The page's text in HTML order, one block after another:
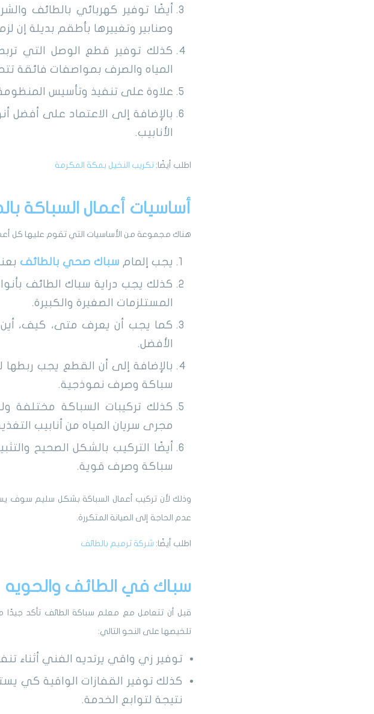
أيضًا توفير كهربائي بالطائف
وصنابير وتغييرها بأطقم بديلة إن لزم
كذلك توفير قطع الوصل التي تربط
المياه والصرف بمواصفات فائقة
علاوة على تنفيذ وتأسيس
بالإضافة إلى الاعتماد على أفضل
الأنابيب.
اطلب أيضًا: تكريب النخيل بمكة المكرمة
أساسيات أعمال السباكة
هناك مجموعة من الأساسيات التي تقوم عليها كل
يجب إلمام سباك صحي بالطائف
كذلك يجب دراية سباك الطائف
المستلزمات الصغيرة والكبيرة.
كما يجب أن يعرف متى، كيف،
الأفضل.
بالإضافة إلى أن القطع يجب
سباكة وصرف نموذجية.
كذلك تركيبات السباكة مختلفة
مجرى سريان المياه من أنابيب
أيضًا التركيب بالشكل الصحيح
سباكة وصرف قوية.
وذلك لأن تركيب أعمال السباكة بشكل سليم سوف
عدم الحاجة إلى الصيانة المتكررة.
اطلب أيضًا: شركة ترميم بالطائف
سباك في الطائف والحويه
قبل أن تتعامل مع معلم سباكة الطائف تأكد جيدًا
تلخيصها على النحو التالي:
توفير زي واقي يرتديه الفني أثناء
كذلك توفير القفازات الواقية كي
نتيجة لتوابع الخدمة.